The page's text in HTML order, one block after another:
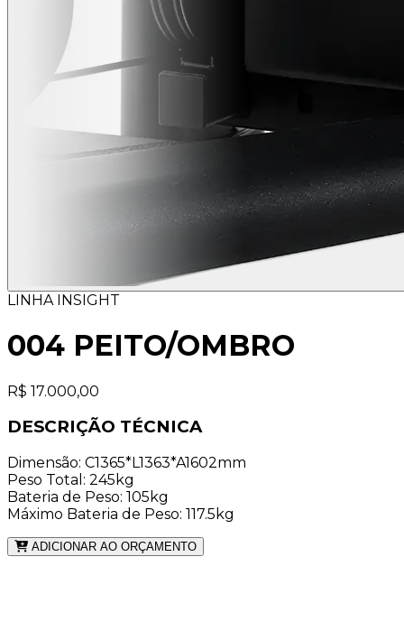
LINHA INSIGHT
004 PEITO/OMBRO
R$ 17.000,00
DESCRIÇÃO TÉCNICA
Dimensão: C1365*L1363*A1602mm
Peso Total: 245kg
Bateria de Peso: 105kg
Máximo Bateria de Peso: 117.5kg
ADICIONAR AO ORÇAMENTO